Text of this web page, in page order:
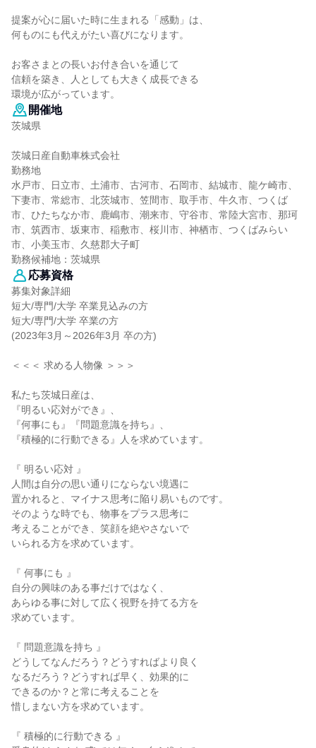
提案が心に届いた時に生まれる「感動」は、
何ものにも代えがたい喜びになります。
お客さまとの長いお付き合いを通じて
信頼を築き、人としても大きく成長できる
環境が広がっています。
開催地
茨城県
茨城日産自動車株式会社
勤務地
水戸市、日立市、土浦市、古河市、石岡市、結城市、龍ケ崎市、
下妻市、常総市、北茨城市、笠間市、取手市、牛久市、つくば
市、ひたちなか市、鹿嶋市、潮来市、守谷市、常陸大宮市、那珂
市、筑西市、坂東市、稲敷市、桜川市、神栖市、つくばみらい
市、小美玉市、久慈郡大子町
勤務候補地：茨城県
応募資格
募集対象詳細
短大/専門/大学 卒業見込みの方
短大/専門/大学 卒業の方
(2023年3月～2026年3月 卒の方)
＜＜＜ 求める人物像 ＞＞＞
私たち茨城日産は、
『明るい応対ができ』、
『何事にも』『問題意識を持ち』、
『積極的に行動できる』人を求めています。
『 明るい応対 』
人間は自分の思い通りにならない境遇に
置かれると、マイナス思考に陥り易いものです。
そのような時でも、物事をプラス思考に
考えることができ、笑顔を絶やさないで
いられる方を求めています。
『 何事にも 』
自分の興味のある事だけではなく、
あらゆる事に対して広く視野を持てる方を
求めています。
『 問題意識を持ち 』
どうしてなんだろう？どうすればより良く
なるだろう？どうすれば早く、効果的に
できるのか？と常に考えることを
惜しまない方を求めています。
『 積極的に行動できる 』